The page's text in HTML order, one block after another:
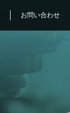
お問い合わせ